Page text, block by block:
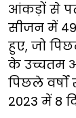
आंकड़ों से
सीजन में
हुए, जो
के उच्चतम
पिछले
2023 में 8